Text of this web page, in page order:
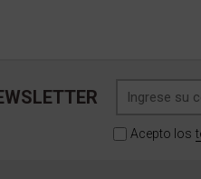
Acepto los